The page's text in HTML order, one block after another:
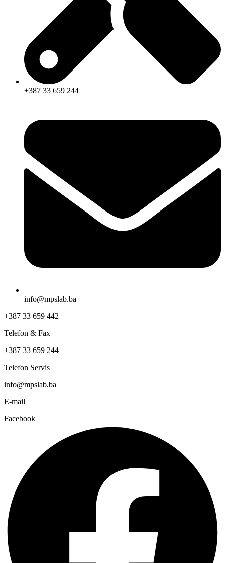
+387 33 659 244
info@mpslab.ba
+387 33 659 442
Telefon & Fax
+387 33 659 244
Telefon Servis
info@mpslab.ba
E-mail
Facebook